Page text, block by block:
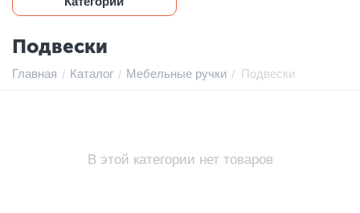
Подвески
Главная / Каталог / Мебельные ручки / Подвески
В этой категории нет товаров